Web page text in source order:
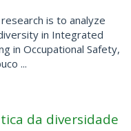
is to analyze
in Integrated
in Occupational Safety,
...
da diversidade